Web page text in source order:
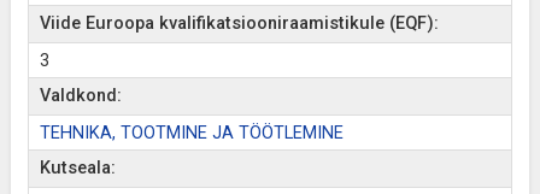
Viide Euroopa kvalifikatsiooniraamistikule (EQF):
3
Valdkond:
TEHNIKA, TOOTMINE JA TÖÖTLEMINE
Kutseala: